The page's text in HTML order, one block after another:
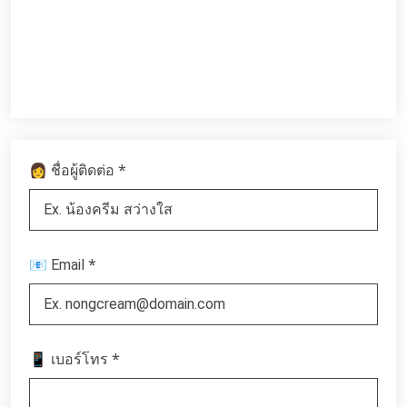
👩 ชื่อผู้ติดต่อ *
📧 Email *
📱 เบอร์โทร *